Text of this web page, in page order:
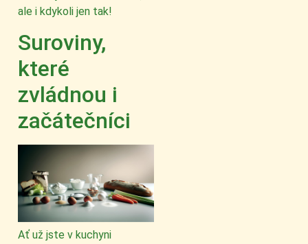
ale i kdykoli jen tak!
Suroviny,
které
zvládnou i
začátečníci
Ať už jste v kuchyni